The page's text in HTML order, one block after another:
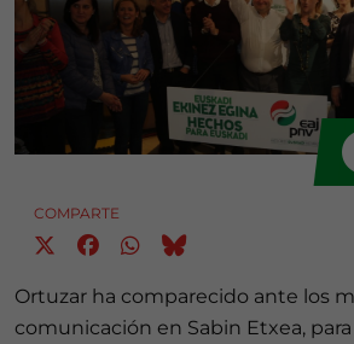
COMPARTE
Ortuzar ha comparecido ante los
comunicación en Sabin Etxea,